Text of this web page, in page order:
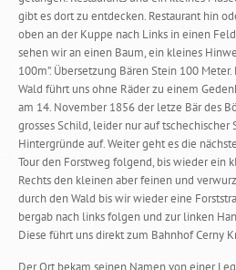
gibt es dort zu entdecken. Restaurant hin
oben an der Kuppe nach Links in einen
sehen wir an einen Baum, ein kleines
100m”. Übersetzung Bären Stein 100
Wald führt uns ohne Räder zu einem
am 14. November 1856 der letze Bär des
grosses Schild, leider nur auf tschechischer
Hintergründe auf. Weiter geht es die
Tour den Forstweg folgend, bis wieder ein
Rechts den kleinen aber feinen und
durch den Wald bis wir wieder eine
bergab nach links folgen und zur linken
Diese führt uns direkt zum Bahnhof Cerny
Der Ort bekam seinen Namen von einer